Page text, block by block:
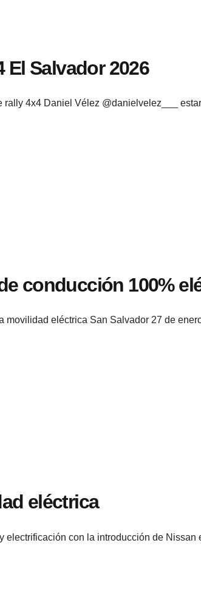
El Salvador 2026
rally 4x4 Daniel Vélez @danielvelez___
conducción 100%
movilidad eléctrica San Salvador 27 de
eléctrica
electrificación con la introducción de